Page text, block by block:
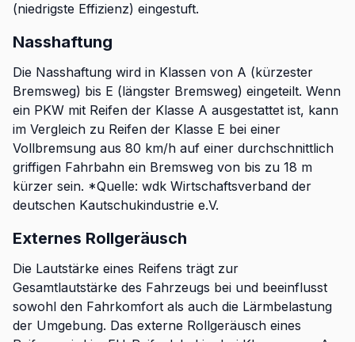
(niedrigste Effizienz) eingestuft.
Nasshaftung
Die Nasshaftung wird in Klassen von A (kürzester
Bremsweg) bis E (längster Bremsweg) eingeteilt. Wenn
ein PKW mit Reifen der Klasse A ausgestattet ist, kann
im Vergleich zu Reifen der Klasse E bei einer
Vollbremsung aus 80 km/h auf einer durchschnittlich
griffigen Fahrbahn ein Bremsweg von bis zu 18 m
kürzer sein. *Quelle: wdk Wirtschaftsverband der
deutschen Kautschukindustrie e.V.
Externes Rollgeräusch
Die Lautstärke eines Reifens trägt zur
Gesamtlautstärke des Fahrzeugs bei und beeinflusst
sowohl den Fahrkomfort als auch die Lärmbelastung
der Umgebung. Das externe Rollgeräusch eines